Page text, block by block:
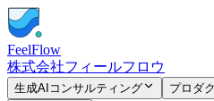
FeelFlow
株式会社フィールフロウ
生成AIコンサルティング プロダ